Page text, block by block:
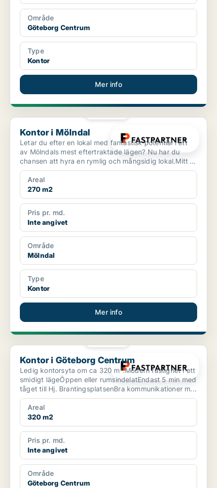
Område
Göteborg Centrum
Type
Kontor
Mer info
Kontor i Mölndal
Kontor i Mölndal
Letar du efter en lokal med fantastisk potential i ett
av Mölndals mest eftertraktade lägen? Nu har du
chansen att hyra en rymlig och mångsidig lokal.Mitt i
...
Areal
270 m2
Pris pr. md.
Inte angivet
Område
Mölndal
Type
Kontor
Mer info
Kontor i Göteborg Centrum
Kontor i Göteborg Centrum
Ledig kontorsyta om ca 320 m².Modern fastighet i ett
smidigt lägeÖppen eller rumsindelatEndast 5 min med
tåget till Hj. BrantingsplatsenBra kommunikationer m...
Areal
320 m2
Pris pr. md.
Inte angivet
Område
Göteborg Centrum